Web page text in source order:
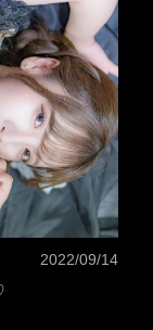
2022/09/14